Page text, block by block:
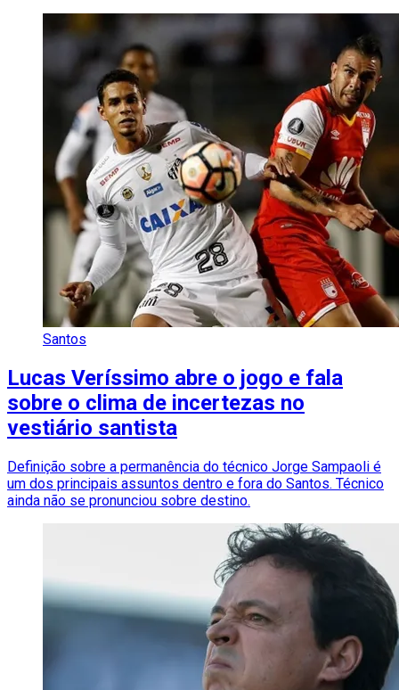
Santos
Lucas Veríssimo abre o jogo e fala
sobre o clima de incertezas no
vestiário santista
Definição sobre a permanência do técnico Jorge Sampaoli é
um dos principais assuntos dentro e fora do Santos. Técnico
ainda não se pronunciou sobre destino.